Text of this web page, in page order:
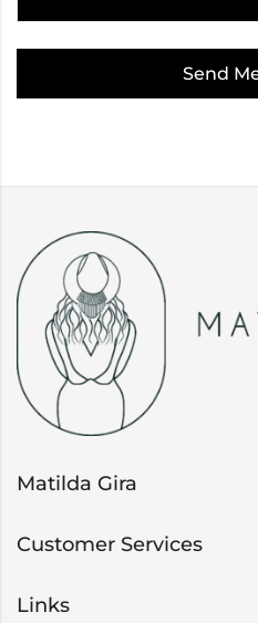
Matilda Gira
Customer Services
Links